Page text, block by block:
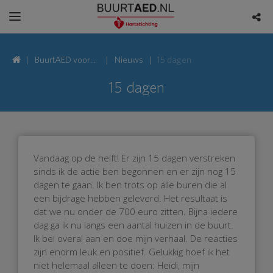
BuurtAED voor
Nieuws 15 dagen
15 dagen
Vandaag op de helft! Er zijn 15 dagen verstreken
sinds ik de actie ben begonnen en er zijn nog 15
dagen te gaan. Ik ben trots op alle buren die al
een bijdrage hebben geleverd. Het resultaat is
dat we nu onder de 700 euro zitten. Bijna iedere
dag ga ik nu langs een aantal huizen in de buurt.
Ik bel overal aan en doe mijn verhaal. De reacties
zijn enorm leuk en positief. Gelukkig hoef ik het
niet helemaal alleen te doen: Heidi, mijn